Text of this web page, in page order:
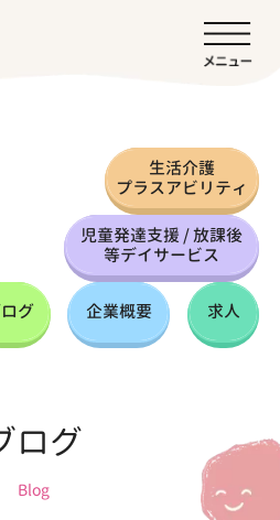
生活介護
プラスアビリティ
児童発達支援 / 放課後
等デイサービス
グ 企業概要 求人
ログ
Blog